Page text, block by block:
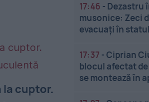
la cuptor.
17:46 - Dezastru
musonice: Zeci
evacuați în
17:37 -Ciprian
blocul afectat de
se montează în